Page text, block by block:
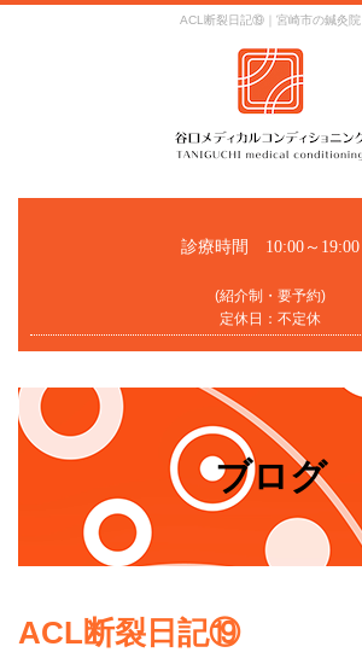
ACL断裂日記⑲｜宮崎市の鍼灸院
診療時間 10:00～19:00
(紹介制・要予約)
定休日：不定休
ブログ
ACL断裂日記⑲